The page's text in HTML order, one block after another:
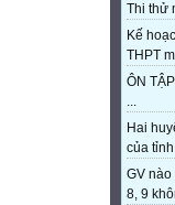
Thi thử
Kế
THPT
ÔN
...
Hai
của
GV
8, 9